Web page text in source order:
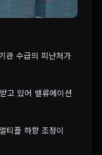
관 수급의 피난처가
고 있어 밸류에이션
티플 하향 조정이